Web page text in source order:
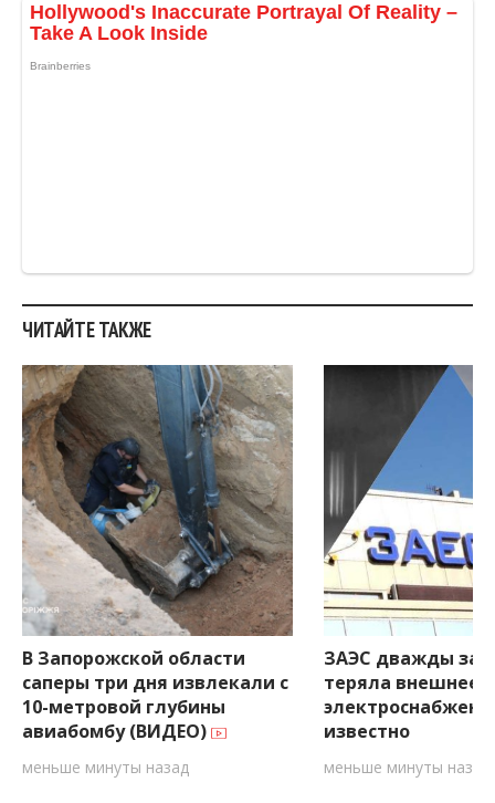
ЧИТАЙТЕ ТАКЖЕ
В Запорожской области
саперы три дня извлекали с
10-метровой глубины
авиабомбу (ВИДЕО)
меньше минуты назад
ЗАЭС дважды за
теряла внешнее
известно
меньше минуты назад